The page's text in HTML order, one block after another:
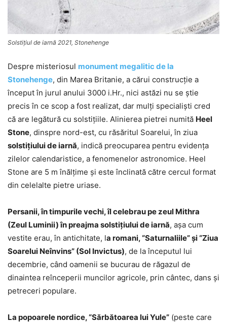
Solstiţiul de iarnă 2021, Stonehenge
Despre misteriosul monument megalitic de la
Stonehenge, din Marea Britanie, a cărui construcţie a
început în jurul anului 3000 i.Hr., nici astăzi nu se ştie
precis în ce scop a fost realizat, dar mulţi specialişti cred
că are legătură cu solstiţiile. Alinierea pietrei numită Heel
Stone, dinspre nord-est, cu răsăritul Soarelui, în ziua
solstițiului de iarnă, indică preocuparea pentru evidența
zilelor calendaristice, a fenomenelor astronomice. Heel
Stone are 5 m înălțime și este înclinată către cercul format
din celelalte pietre uriase.
Persanii, în timpurile vechi, îl celebrau pe zeul Mithra
(Zeul Luminii) în preajma solstiţiului de iarnă, aşa cum
vestite erau, în antichitate, la romani, “Saturnaliile” şi “Ziua
Soarelui Neînvins” (Sol Invictus), de la începutul lui
decembrie, când oamenii se bucurau de răgazul de
dinaintea reînceperii muncilor agricole, prin cântec, dans şi
petreceri populare.
La popoarele nordice, “Sărbătoarea lui Yule” (peste care